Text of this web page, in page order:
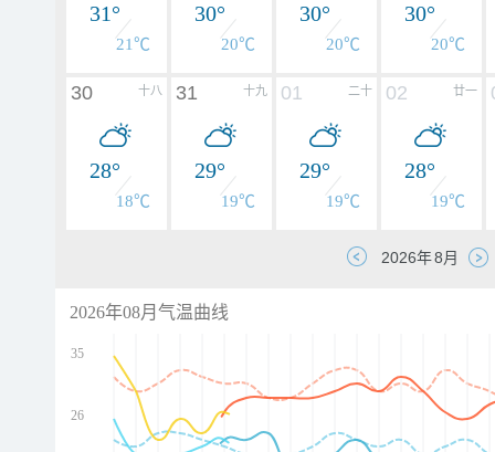
31°
21℃
30°
20℃
30°
20℃
30°
20℃
十八
30
28°
18℃
十九
31
29°
19℃
二十
01
29°
19℃
廿一
02
28°
19℃
2026年08月气温曲线
35
26